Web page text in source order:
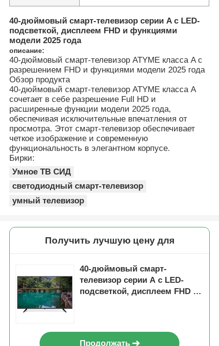
40-дюймовый смарт-телевизор серии A с LED-
подсветкой, дисплеем FHD и функциями
модели 2025 года
описание:
40-дюймовый смарт-телевизор ATYME класса A с
разрешением FHD и функциями модели 2025 года
Обзор продукта
40-дюймовый смарт-телевизор ATYME класса A
сочетает в себе разрешение Full HD и
расширенные функции модели 2025 года,
обеспечивая исключительные впечатления от
просмотра. Этот смарт-телевизор обеспечивает
четкое изображение и современную
функциональность в элегантном корпусе.
Бирки:
Умное ТВ СИД
светодиодный смарт-телевизор
умный телевизор
Получить лучшую цену для
40-дюймовый смарт-
телевизор серии A с LED-
подсветкой, дисплеем FHD и
Продолжать